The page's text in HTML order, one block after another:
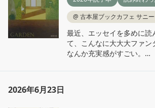
@ 古本屋ブックカフェ サニ
最近、エッセイを多めに読
て、こんなに大大大ファン
なんか充実感がすごい。
2026年6月23日